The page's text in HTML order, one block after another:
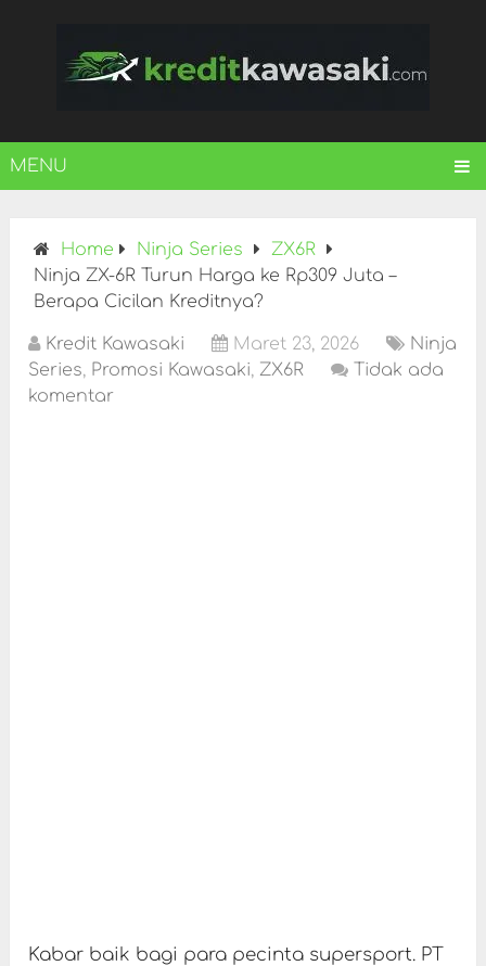
MENU
Home Ninja Series
ZX6R
Ninja ZX-6R Turun Harga ke Rp309 Juta –
Berapa Cicilan Kreditnya?
Kredit Kawasaki Maret 23, 2026
Ninja
Series, Promosi Kawasaki, ZX6R
Tidak ada
komentar
Kabar baik bagi para pecinta supersport. PT